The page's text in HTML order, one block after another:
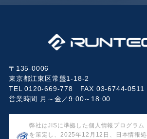
〒135-0006
東京都江東区常盤1-18-2
TEL 0120-669-778 FAX 03-6744-0511
営業時間 月～金／9:00～18:00
弊社はJISに準拠した個人情報プログラム
を策定し、2025年12月12日、日本情報処